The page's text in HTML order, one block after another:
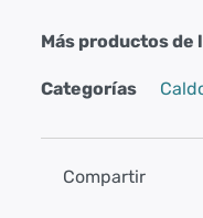
Más productos de
Categorías
Compartir